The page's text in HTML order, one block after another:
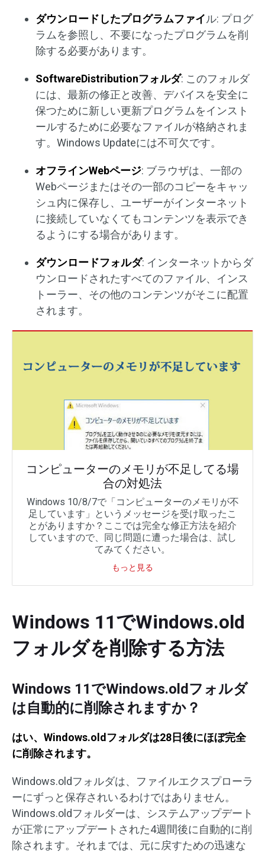
ダウンロードしたプログラムファイル: プログ
ラムを参照し、不要になったプログラムを削
除する必要があります。
SoftwareDistributionフォルダ: このフォルダ
には、最新の修正と改善、デバイスを安全に
保つために新しい更新プログラムをインスト
ールするために必要なファイルが格納されま
す。Windows Updateには不可欠です。
オフラインWebページ: ブラウザは、一部の
Webページまたはその一部のコピーをキャッ
シュ内に保存し、ユーザーがインターネット
に接続していなくてもコンテンツを表示でき
るようにする場合があります。
ダウンロードフォルダ: インターネットからダ
ウンロードされたすべてのファイル、インス
トーラー、その他のコンテンツがそこに配置
されます。
コンピューターのメモリが不足してる場
合の対処法
Windows 10/8/7で「コンピューターのメモリが不
足しています」というメッセージを受け取ったこ
とがありますか？ここでは完全な修正方法を紹介
していますので、同じ問題に遭った場合は、試し
てみてください。
もっと見る
Windows 11でWindows.old
フォルダを削除する方法
Windows 11でWindows.oldフォルダ
は自動的に削除されますか？
はい、Windows.oldフォルダは28日後にほぼ完全
に削除されます。
Windows.oldフォルダは、ファイルエクスプローラ
ーにずっと保存されいるわけではありません。
Windows.oldフォルダーは、システムアップデート
が正常にアップデートされた4週間後に自動的に削
除されます。それまでは、元に戻すための迅速な